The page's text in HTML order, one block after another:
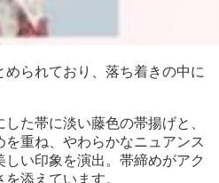
られており、落ち着きの中に
た帯に淡い藤色の帯揚げと、
重ね、やわらかなニュアンス
い印象を演出。帯締めがアク
添えています。